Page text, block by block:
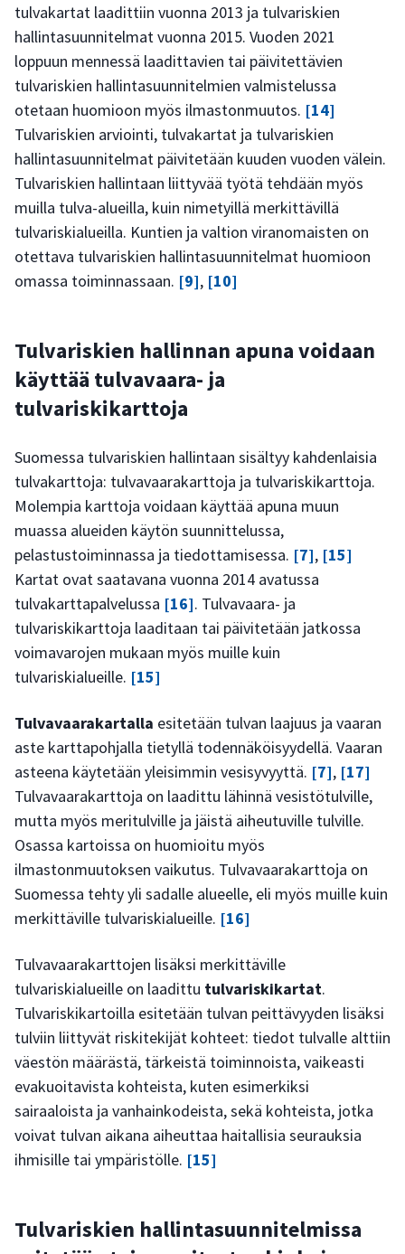
tulvakartat laadittiin vuonna 2013 ja tulvariskien
hallintasuunnitelmat vuonna 2015. Vuoden 2021
loppuun mennessä laadittavien tai päivitettävien
tulvariskien hallintasuunnitelmien valmistelussa
otetaan huomioon myös ilmastonmuutos. [14]
Tulvariskien arviointi, tulvakartat ja tulvariskien
hallintasuunnitelmat päivitetään kuuden vuoden välein.
Tulvariskien hallintaan liittyvää työtä tehdään myös
muilla tulva-alueilla, kuin nimetyillä merkittävillä
tulvariskialueilla. Kuntien ja valtion viranomaisten on
otettava tulvariskien hallintasuunnitelmat huomioon
omassa toiminnassaan. [9], [10]
Tulvariskien hallinnan apuna voidaan
käyttää tulvavaara- ja
tulvariskikarttoja
Suomessa tulvariskien hallintaan sisältyy kahdenlaisia
tulvakarttoja: tulvavaarakarttoja ja tulvariskikarttoja.
Molempia karttoja voidaan käyttää apuna muun
muassa alueiden käytön suunnittelussa,
pelastustoiminnassa ja tiedottamisessa. [7], [15]
Kartat ovat saatavana vuonna 2014 avatussa
tulvakarttapalvelussa [16]. Tulvavaara- ja
tulvariskikarttoja laaditaan tai päivitetään jatkossa
voimavarojen mukaan myös muille kuin
tulvariskialueille. [15]
Tulvavaarakartalla esitetään tulvan laajuus ja vaaran
aste karttapohjalla tietyllä todennäköisyydellä. Vaaran
asteena käytetään yleisimmin vesisyvyyttä. [7], [17]
Tulvavaarakarttoja on laadittu lähinnä vesistötulville,
mutta myös meritulville ja jäistä aiheutuville tulville.
Osassa kartoissa on huomioitu myös
ilmastonmuutoksen vaikutus. Tulvavaarakarttoja on
Suomessa tehty yli sadalle alueelle, eli myös muille kuin
merkittäville tulvariskialueille. [16]
Tulvavaarakarttojen lisäksi merkittäville
tulvariskialueille on laadittu tulvariskikartat.
Tulvariskikartoilla esitetään tulvan peittävyyden lisäksi
tulviin liittyvät riskitekijät kohteet: tiedot tulvalle alttiin
väestön määrästä, tärkeistä toiminnoista, vaikeasti
evakuoitavista kohteista, kuten esimerkiksi
sairaaloista ja vanhainkodeista, sekä kohteista, jotka
voivat tulvan aikana aiheuttaa haitallisia seurauksia
ihmisille tai ympäristölle. [15]
Tulvariskien hallintasuunnitelmissa